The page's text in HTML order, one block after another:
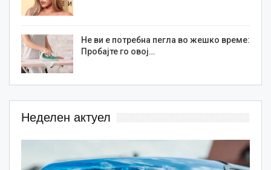
Не ви е потребна пегла во жешко време:
Пробајте го овој…
Неделен актуел